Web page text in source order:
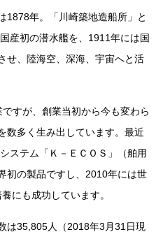
1878年。「川崎築地造船所」と
産初の潜水艦を、1911年には国
せ、陸海空、深海、宇宙へと活
すが、創業当初から今も変わら
数多く生み出しています。最近
ステム「Ｋ－ＥＣＯＳ」（舶用
初の製品ですし、2010年には世
にも成功しています。
は35,805人（2018年3月31日現